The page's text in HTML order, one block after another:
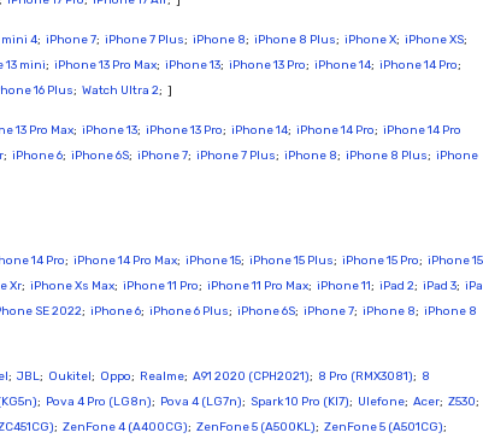
mini 4; iPhone 7; iPhone 7 Plus; iPhone 8; iPhone 8 Plus; iPhone X; iPhone XS;
13 mini; iPhone 13 Pro Max; iPhone 13; iPhone 13 Pro; iPhone 14; iPhone 14 Pro;
16 Plus; Watch Ultra 2; ]
13 Pro Max; iPhone 13; iPhone 13 Pro; iPhone 14; iPhone 14 Pro; iPhone 14 Pro
; iPhone 6; iPhone 6S; iPhone 7; iPhone 7 Plus; iPhone 8; iPhone 8 Plus; iPhone
14 Pro; iPhone 14 Pro Max; iPhone 15; iPhone 15 Plus; iPhone 15 Pro; iPhone 15
Xr; iPhone Xs Max; iPhone 11 Pro; iPhone 11 Pro Max; iPhone 11; iPad 2; iPad 3;
SE 2022; iPhone 6; iPhone 6 Plus; iPhone 6S; iPhone 7; iPhone 8; iPhone 8
; JBL; Oukitel; Oppo; Realme; A91 2020 (CPH2021); 8 Pro (RMX3081); 8
; Pova 4 Pro (LG8n); Pova 4 (LG7n); Spark 10 Pro (KI7); Ulefone; Acer; Z530;
; ZenFone 4 (A400CG); ZenFone 5 (A500KL); ZenFone 5 (A501CG);